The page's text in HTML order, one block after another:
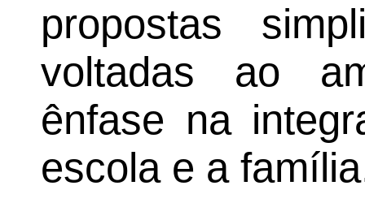
propostas
voltadas ao
ênfase na
escola e a